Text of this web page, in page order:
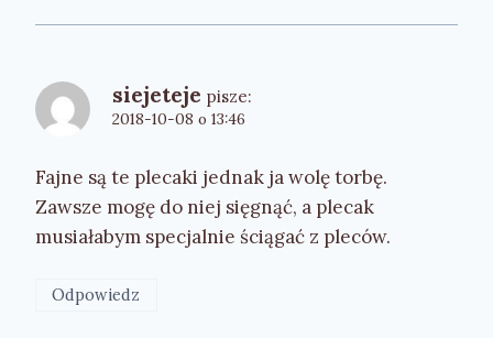
siejeteje pisze:
2018-10-08 o 13:46
Fajne są te plecaki jednak ja wolę torbę.
Zawsze mogę do niej sięgnąć, a plecak
musiałabym specjalnie ściągać z pleców.
Odpowiedz